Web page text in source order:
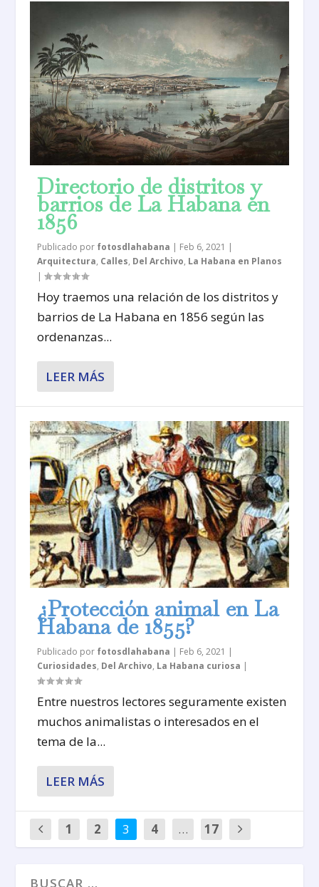
Directorio de distritos y
barrios de La Habana en
1856
Publicado por fotosdlahabana | Feb 6, 2021 |
Arquitectura, Calles, Del Archivo, La Habana en Planos
|
Hoy traemos una relación de los distritos y
barrios de La Habana en 1856 según las
ordenanzas...
LEER MÁS
¿Protección animal en La
Habana de 1855?
Publicado por fotosdlahabana | Feb 6, 2021 |
Curiosidades, Del Archivo, La Habana curiosa |
Entre nuestros lectores seguramente existen
muchos animalistas o interesados en el
tema de la...
LEER MÁS
1 2 3 4 … 17